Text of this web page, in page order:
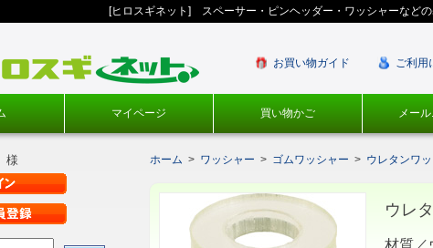
[ヒロスギネット] スペーサー・ピンヘッダー・ワッシャーなど
お買い物ガイド ご利用
マイページ 買い物かご メー
様 ホーム > ワッシャー > ゴムワッシャー > ウレタンワ
ウレ
材質／